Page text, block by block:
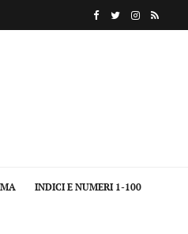
INDICI E NUMERI 1-100